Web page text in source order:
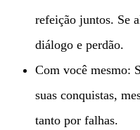
refeição juntos. Se
diálogo e perdão.
Com você mesmo:
suas conquistas,
tanto por falhas.